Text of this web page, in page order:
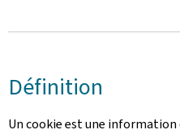
Définition
Un cookie est une